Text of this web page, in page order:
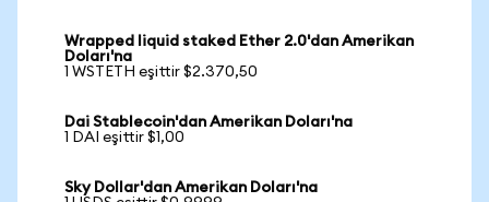
Wrapped liquid staked Ether 2.0'dan Amerikan
Doları'na
1 WSTETH eşittir $2.370,50
Dai Stablecoin'dan Amerikan Doları'na
1 DAI eşittir $1,00
Sky Dollar'dan Amerikan Doları'na